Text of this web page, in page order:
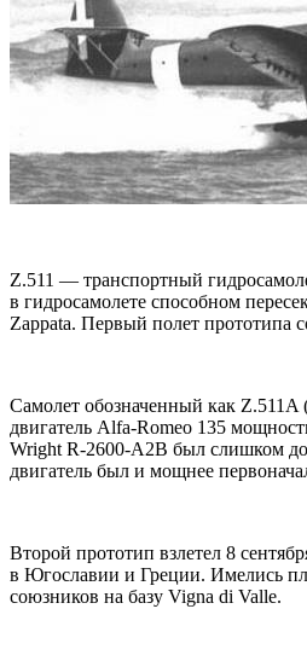
Z.511 — транспортный
в гидросамолете способном
Zappata. Первый полет прототипа
Самолет обозначенный как
двигатель Alfa-Romeo 135
Wright R-2600-A2B был слишком
двигатель был и мощнее
Второй прототип взлетел 8
в Югославии и Греции. Имелись
союзников на базу Vigna di Valle.